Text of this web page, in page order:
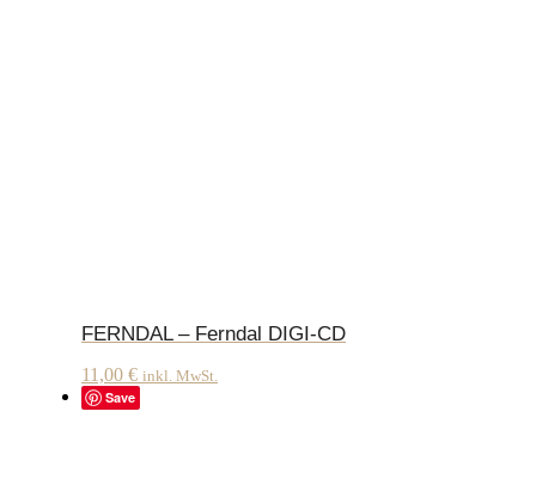
FERNDAL – Ferndal DIGI-CD
11,00 € inkl. MwSt.
Save